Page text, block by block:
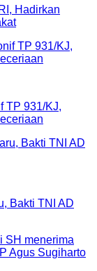
Hadirkan
TP 931/KJ,
Bakti TNI AD